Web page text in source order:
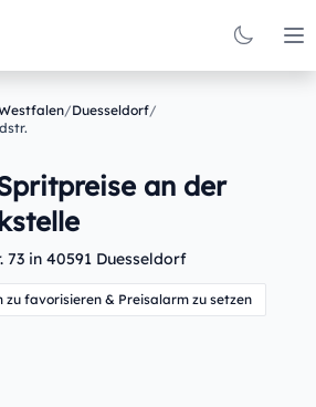
/Duesseldorf/
an der
73 in 40591 Duesseldorf
zu favorisieren & Preisalarm zu setzen